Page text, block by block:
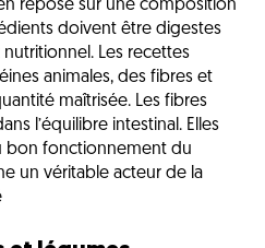
repose sur une composition
doivent être digestes
Les recettes
animales, des fibres et
maîtrisée. Les fibres
l’équilibre intestinal. Elles
bon fonctionnement du
un véritable acteur de la